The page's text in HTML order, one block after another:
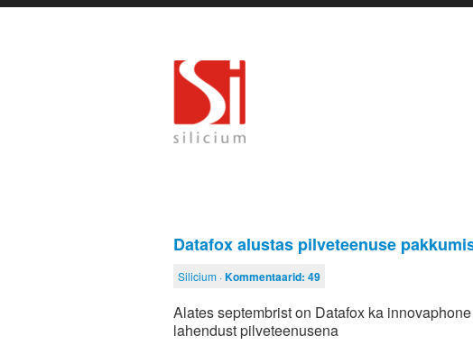
Datafox alustas pilveteenuse
Silicium ·Kommentaarid: 49
Alates septembrist on Datafox ka innovaphone
lahendust pilveteenusena